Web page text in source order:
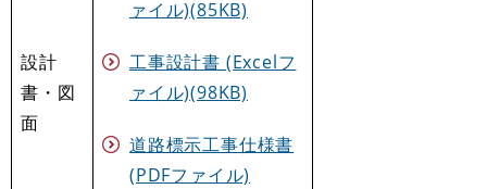
設計
書・図
面
ァイル)(85KB)
工事設計書 (Excelフ
ァイル)(98KB)
道路標示工事仕様書
(PDFファイル)